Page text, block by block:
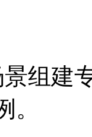
组建